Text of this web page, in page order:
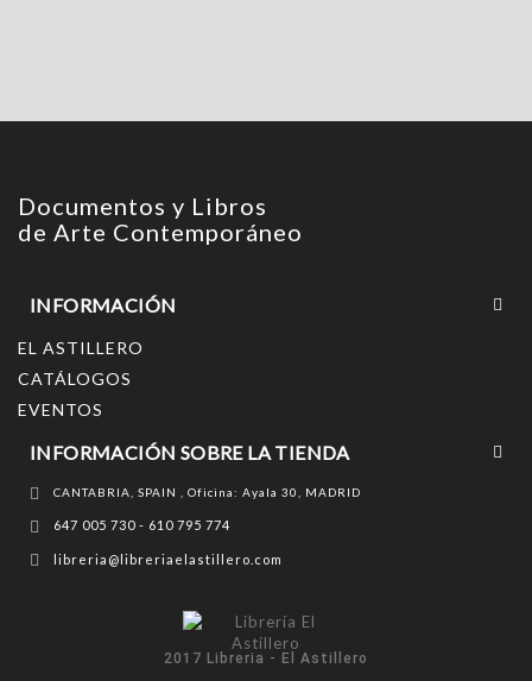
Documentos y Libros
de Arte Contemporáneo
INFORMACIÓN
EL ASTILLERO
CATÁLOGOS
EVENTOS
2017 Libreria - El Astillero
INFORMACIÓN SOBRE LA TIENDA
CANTABRIA, SPAIN , Oficina: Ayala 30, MADRID
647 005 730 - 610 795 774
libreria@libreriaelastillero.com